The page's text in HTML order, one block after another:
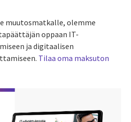
muutosmatkalle, olemme
oppaan IT-
ja digitaalisen
Tilaa oma maksuton